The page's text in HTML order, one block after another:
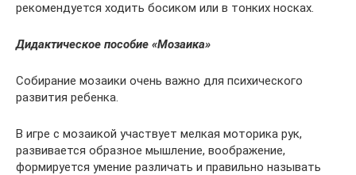
рекомендуется ходить босиком или в тонких носках.
Дидактическое пособие «Мозаика»
Собирание мозаики очень важно для психического
развития ребенка.
В игре с мозаикой участвует мелкая моторика рук,
развивается образное мышление, воображение,
формируется умение различать и правильно называть